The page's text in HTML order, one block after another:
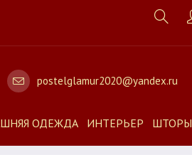
postelglamur2020@yandex.ru
ОДЕЖДА ИНТЕРЬЕР ШТОРЫ